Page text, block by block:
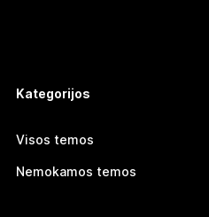
Kategorijos
Visos temos
Nemokamos temos